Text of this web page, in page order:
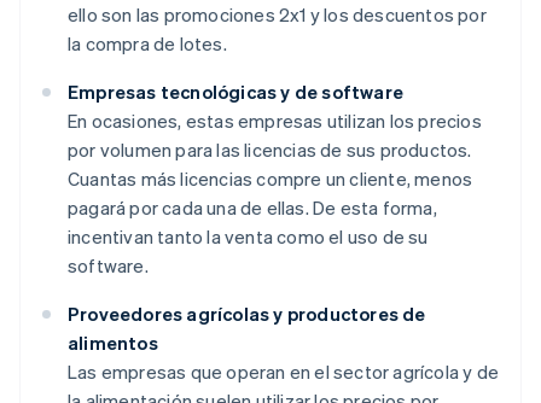
ello son las promociones 2x1 y los descuentos por
la compra de lotes.
Empresas tecnológicas y de software
En ocasiones, estas empresas utilizan los precios
por volumen para las licencias de sus productos.
Cuantas más licencias compre un cliente, menos
pagará por cada una de ellas. De esta forma,
incentivan tanto la venta como el uso de su
software.
Proveedores agrícolas y productores de
alimentos
Las empresas que operan en el sector agrícola y de